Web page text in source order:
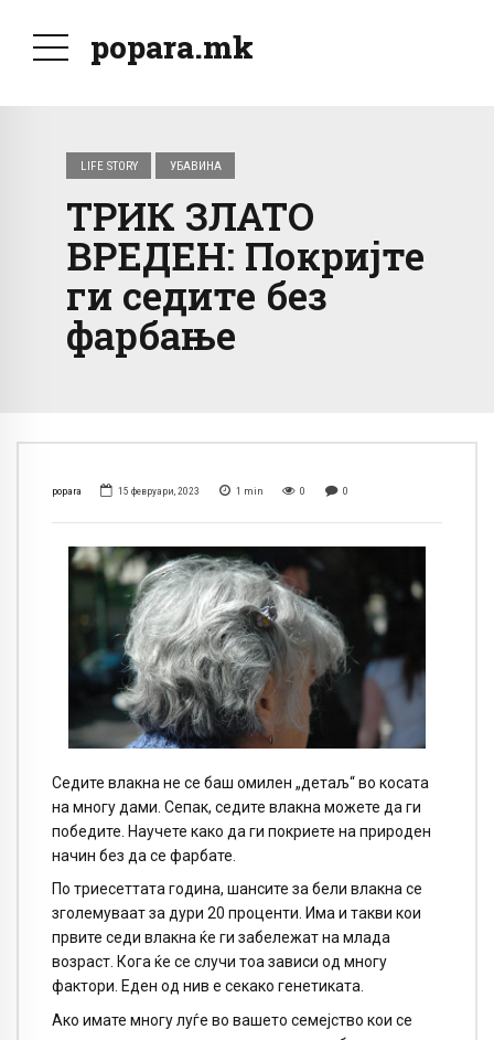
popara.mk
LIFE STORY УБАВИНА
ТРИК ЗЛАТО
ВРЕДЕН: Покријте
ги седите без
фарбање
popara 15 февруари, 2023 1 min 0 0
Седите влакна не се баш омилен „детаљ“ во косата
на многу дами. Сепак, седите влакна можете да ги
победите. Научете како да ги покриете на природен
начин без да се фарбате.
По триесеттата година, шансите за бели влакна се
зголемуваат за дури 20 проценти. Има и такви кои
првите седи влакна ќе ги забележат на млада
возраст. Кога ќе се случи тоа зависи од многу
фактори. Еден од нив е секако генетиката.
Ако имате многу луѓе во вашето семејство кои се